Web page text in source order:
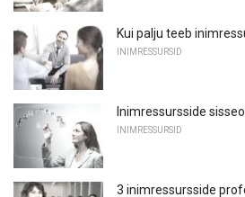
Kui palju teeb
INIMRESSURSID
Inimressursside
INIMRESSURSID
3 inimressursside